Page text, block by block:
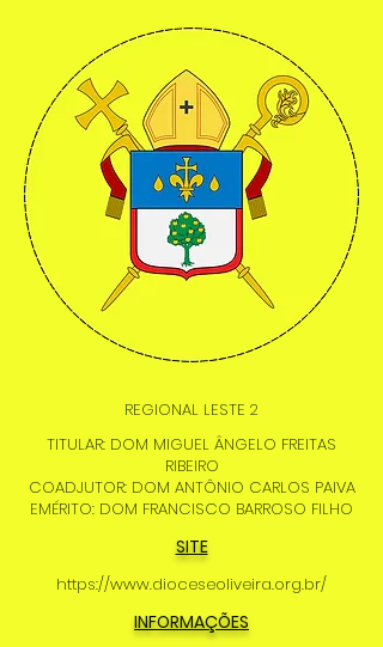
REGIONAL LESTE 2
TITULAR: DOM MIGUEL ÂNGELO FREITAS
RIBEIRO
COADJUTOR: DOM ANTÔNIO CARLOS PAIVA
EMÉRITO: DOM FRANCISCO BARROSO FILHO
SITE
https://www.dioceseoliveira.org.br/
INFORMAÇÕES